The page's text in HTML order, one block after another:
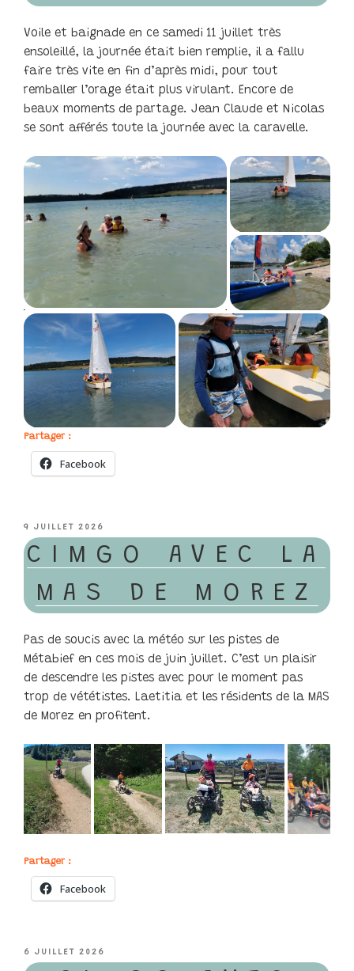
Voile et baignade en ce samedi 11 juillet très
ensoleillé, la journée était bien remplie, il a fallu
faire très vite en fin d’après midi, pour tout
remballer l’orage était plus virulant. Encore de
beaux moments de partage. Jean Claude et Nicolas
se sont afférés toute la journée avec la caravelle.
Partager :
Facebook
PUBLIÉ
LE
9 JUILLET 2026
CIMGO AVEC LA
MAS DE MOREZ
Pas de soucis avec la météo sur les pistes de
Métabief en ces mois de juin juillet. C’est un plaisir
de descendre les pistes avec pour le moment pas
trop de vététistes. Laetitia et les résidents de la MAS
de Morez en profitent.
Partager :
Facebook
PUBLIÉ
LE
6 JUILLET 2026